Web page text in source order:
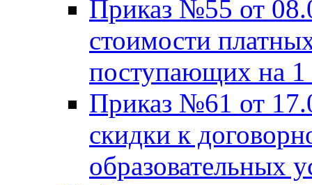
Приказ №55 от
стоимости
поступающих на 1
Приказ №61 от
скидки к
образовательных